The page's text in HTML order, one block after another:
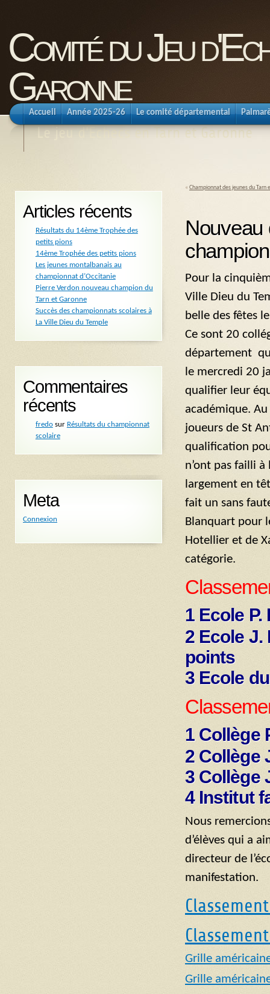
Comité du Jeu
Garonne
Le jeu d'Echecs en Tarn et Garonne
Accueil Année 2025-26 Le comité départemental
« Championnat des jeunes du Tarn
Nouveau
Pour la
Ville Dieu du
belle des fêtes
Ce sont 20
département
le mercredi 20
qualifier leur
académique.
joueurs de St
qualification
n’ont pas failli
largement en
fait un sans
Blanquart pour
Hotellier et de
catégorie.
1 Ecole
2 Ecole J.
points
3 Ecole
1 Collège
2 Collège
3 Collège
4 Institut
Nous
d’élèves qui a
directeur de
manifestation.
Grille
Grille
Articles récents
Résultats du 14ème Trophée des
petits pions
14ème Trophée des petits pions
Les jeunes montalbanais au
championnat d’Occitanie
Pierre Verdon nouveau champion du
Tarn et Garonne
Succès des championnats scolaires à
La Ville Dieu du Temple
Commentaires
récents
fredosur Résultats du championnat
scolaire
Meta
Connexion